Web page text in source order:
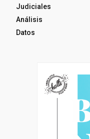
Judiciales
Análisis
Datos